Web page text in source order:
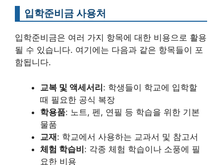
입학준비금 사용처
입학준비금은 여러 가지 항목에 대한 비용으로 활용
될 수 있습니다. 여기에는 다음과 같은 항목들이 포
함됩니다.
교복 및 액세서리: 학생들이 학교에 입학할
때 필요한 공식 복장
학용품: 노트, 펜, 연필 등 학습을 위한 기본
물품
교재: 학교에서 사용하는 교과서 및 참고서
체험 학습비: 각종 체험 학습이나 소풍에 필
요한 비용